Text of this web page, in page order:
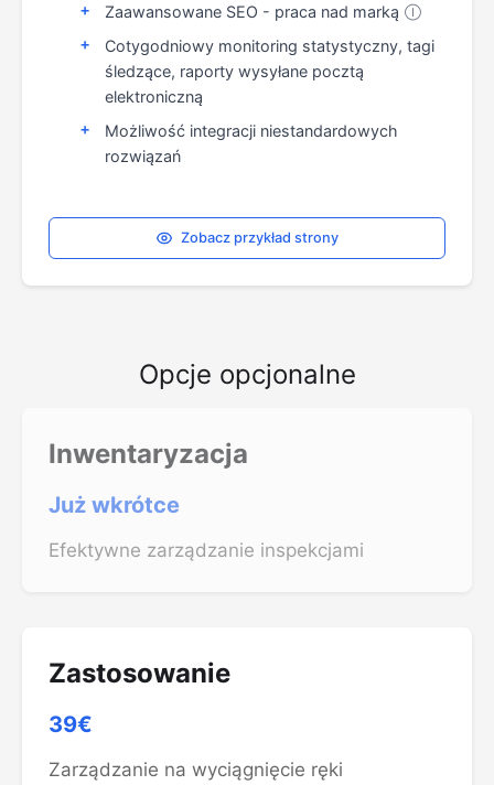
Zaawansowane SEO - praca nad marką Ⓘ
Cotygodniowy monitoring statystyczny, tagi
śledzące, raporty wysyłane pocztą
elektroniczną
Możliwość integracji niestandardowych
rozwiązań
Zobacz przykład strony
Opcje opcjonalne
Inwentaryzacja
Już wkrótce
Efektywne zarządzanie inspekcjami
Zastosowanie
39€
Zarządzanie na wyciągnięcie ręki